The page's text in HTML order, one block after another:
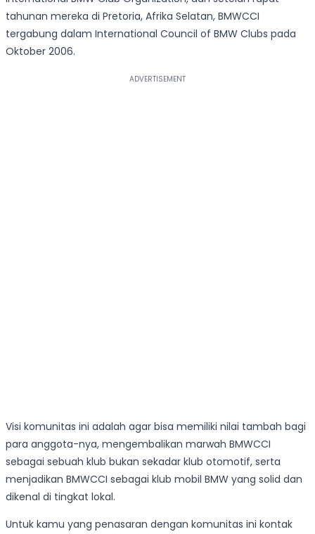
tahunan mereka di Pretoria, Afrika Selatan, BMWCCI
tergabung dalam International Council of BMW Clubs pada
Oktober 2006.
Visi komunitas ini adalah agar bisa memiliki nilai tambah bagi
para anggota-nya, mengembalikan marwah BMWCCI
sebagai sebuah klub bukan sekadar klub otomotif, serta
menjadikan BMWCCI sebagai klub mobil BMW yang solid dan
dikenal di tingkat lokal.
Untuk kamu yang penasaran dengan komunitas ini kontak